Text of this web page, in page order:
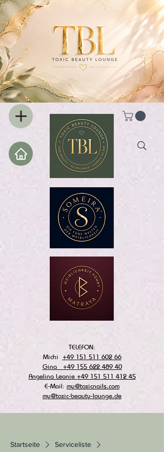
TELEFON:
Michi +49 151 511 602 66
Gina +49 155 622 489 40
Angelina Leonie +49 151 511 412 45
E-Mail: my@toxicnails.com
my@toxic-beauty-lounge.de
Startseite
Serviceliste